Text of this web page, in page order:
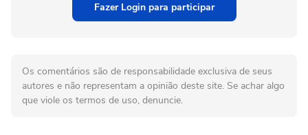
Fazer Login para participar
Os comentários são de responsabilidade exclusiva de seus
autores e não representam a opinião deste site. Se achar algo
que viole os termos de uso, denuncie.